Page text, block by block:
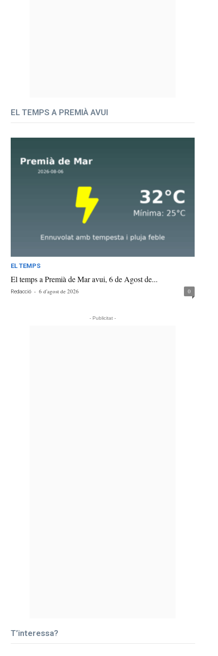
EL TEMPS A PREMIÀ AVUI
EL TEMPS
El temps a Premià de Mar avui, 6 de Agost de...
Redacció - 6 d'agost de 2026 0
- Publicitat -
T’interessa?